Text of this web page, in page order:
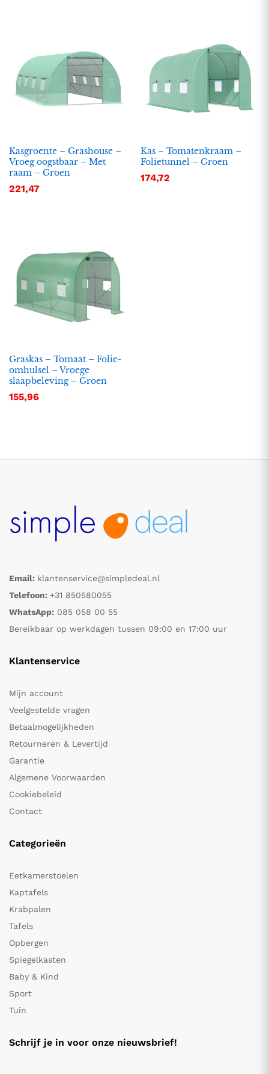
Kasgroente – Grashouse –
Vroeg oogstbaar – Met
raam – Groen
221,47
Kas – Tomatenkraam –
Folietunnel – Groen
174,72
Graskas – Tomaat – Folie-
omhulsel – Vroege
slaapbeleving – Groen
155,96
Email: klantenservice@simpledeal.nl
Telefoon: +31 850580055
WhatsApp: 085 058 00 55
Bereikbaar op werkdagen tussen 09:00 en 17:00 uur
Klantenservice
Mijn account
Veelgestelde vragen
Betaalmogelijkheden
Retourneren & Levertijd
Garantie
Algemene Voorwaarden
Cookiebeleid
Contact
Categorieën
Eetkamerstoelen
Kaptafels
Krabpalen
Tafels
Opbergen
Spiegelkasten
Baby & Kind
Sport
Tuin
Schrijf je in voor onze nieuwsbrief!